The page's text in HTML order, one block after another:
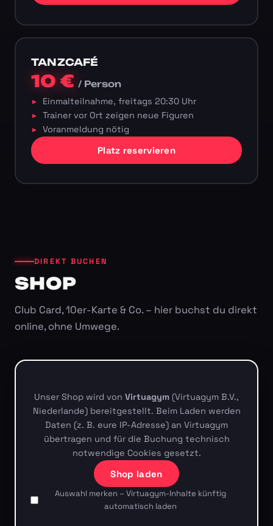
TANZCAFÉ
10 €/ Person
Einmalteilnahme, freitags 20:30 Uhr
Trainer vor Ort zeigen neue Figuren
Voranmeldung nötig
Platz reservieren
DIREKT BUCHEN
SHOP
Club Card, 10er-Karte & Co. – hier buchst du direkt
online, ohne Umwege.
Unser Shop wird von Virtuagym (Virtuagym B.V.,
Niederlande) bereitgestellt. Beim Laden werden
Daten (z. B. eure IP-Adresse) an Virtuagym
übertragen und für die Buchung technisch
notwendige Cookies gesetzt.
Shop laden
Auswahl merken – Virtuagym-Inhalte künftig
automatisch laden